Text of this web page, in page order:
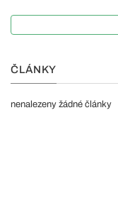
ČLÁNKY
nenalezeny žádné články